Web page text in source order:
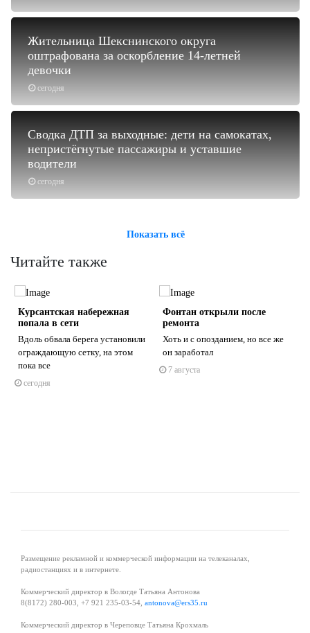
сегодня
Жительница Шекснинского округа
оштрафована за оскорбление 14-летней
девочки
сегодня
Сводка ДТП за выходные: дети на самокатах,
непристёгнутые пассажиры и уставшие
водители
Показать всё
Читайте также
Курсантская набережная
попала в сети
Вдоль обвала берега установили
ограждающую сетку, на этом
пока все
сегодня
Фонтан открыли после
ремонта
Хоть и с опозданием, но все же
он заработал
7 августа
Размещение рекламной и коммерческой информации на телеканалах,
радиостанциях и в интернете.
Коммерческий директор в Вологде Татьяна Антонова
8(8172) 280-003, +7 921 235-03-54, antonova@ers35.ru
Коммерческий директор в Череповце Татьяна Крохмаль